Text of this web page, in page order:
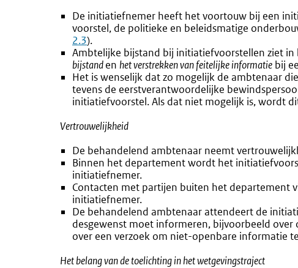
De initiatiefnemer heeft het voortouw bij een
voorstel, de politieke en beleidsmatige
2.3).
Ambtelijke bijstand bij initiatiefvoorstellen ziet in
bijstanden het verstrekken van feitelijke informatie bij
Het is wenselijk dat zo mogelijk de ambtenaar
tevens de eerstverantwoordelijke
initiatiefvoorstel. Als dat niet mogelijk is, wordt
Vertrouwelijkheid
De behandelend ambtenaar neemt
Binnen het departement wordt het
initiatiefnemer.
Contacten met partijen buiten het departement
initiatiefnemer.
De behandelend ambtenaar attendeert de
desgewenst moet informeren, bijvoorbeeld
over een verzoek om niet-openbare informatie
Het belang van de toelichting in het wetgevingstraject